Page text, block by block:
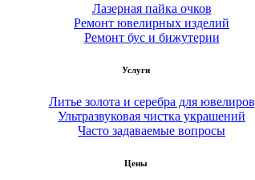
Лазерная пайка очков
Ремонт ювелирных изделий
Ремонт бус и бижутерии
Услуги
Литье золота и серебра для ювелиров
Ультразвуковая чистка украшений
Часто задаваемые вопросы
Цены